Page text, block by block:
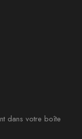
dans votre boîte